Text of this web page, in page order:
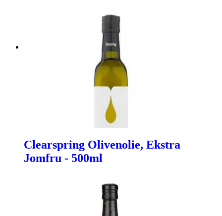
Clearspring Olivenolie, Ekstra
Jomfru - 500ml